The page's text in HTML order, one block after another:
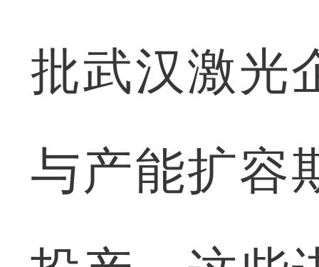
批武汉激光
与产能扩容